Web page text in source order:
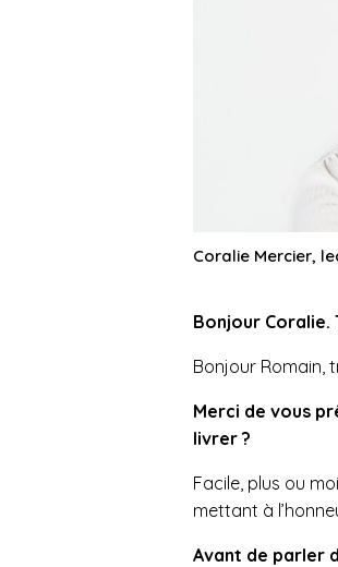
Coralie Mercier,
Bonjour Coralie.
Bonjour Romain,
Merci de vous
livrer ?
Facile, plus ou
mettant à
Avant de parler